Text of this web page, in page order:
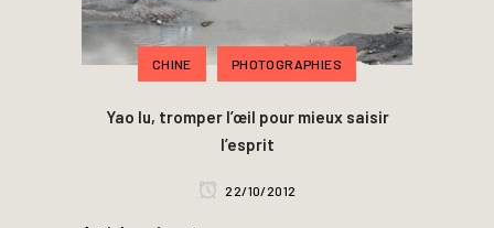
CHINE PHOTOGRAPHIES
Yao lu, tromper l’œil pour mieux saisir
l’esprit
22/10/2012